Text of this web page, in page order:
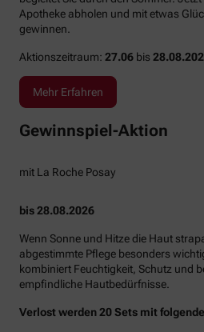
Apotheke abholen und mit etwas
gewinnen.
Aktionszeitraum: 27.06 bis
Mehr Erfahren
Gewinnspiel-Aktion
mit La Roche Posay
bis 28.08.2026
Wenn Sonne und Hitze die Haut
abgestimmte Pflege besonders
kombiniert Feuchtigkeit, Schutz und
empfindliche Hautbedürfnisse.
Verlost werden 20 Sets mit